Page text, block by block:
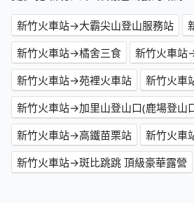
新竹火車站→大霸尖山登山服務站
新竹火車站→橘舍三食
新竹火車站
新竹火車站→苑裡火車站
新竹火車
新竹火車站→加里山登山口(鹿場登山
新竹火車站→高鐵苗栗站
新竹火車
新竹火車站→斑比跳跳 頂級豪華露營